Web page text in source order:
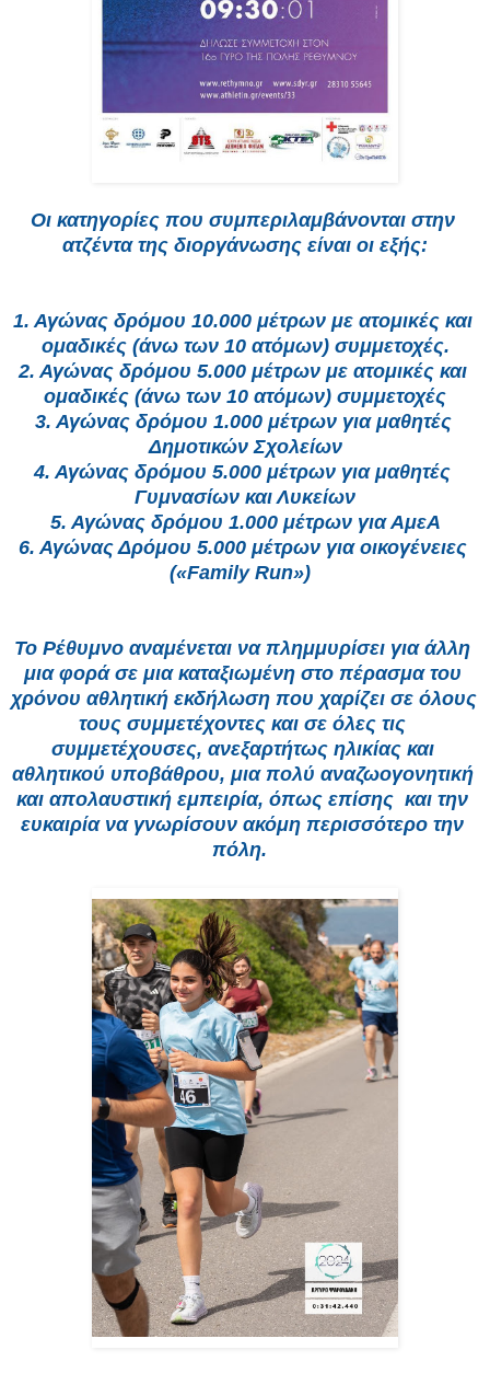
Οι κατηγορίες που συμπεριλαμβάνονται στην
ατζέντα της διοργάνωσης είναι οι εξής:
1. Αγώνας δρόμου 10.000 μέτρων με ατομικές και
ομαδικές (άνω των 10 ατόμων) συμμετοχές.
2. Αγώνας δρόμου 5.000 μέτρων με ατομικές και
ομαδικές (άνω των 10 ατόμων) συμμετοχές
3. Αγώνας δρόμου 1.000 μέτρων για μαθητές
Δημοτικών Σχολείων
4. Αγώνας δρόμου 5.000 μέτρων για μαθητές
Γυμνασίων και Λυκείων
5. Αγώνας δρόμου 1.000 μέτρων για ΑμεΑ
6. Αγώνας Δρόμου 5.000 μέτρων για οικογένειες
(«Family Run»)
Το Ρέθυμνο αναμένεται να πλημμυρίσει για άλλη
μια φορά σε μια καταξιωμένη στο πέρασμα του
χρόνου αθλητική εκδήλωση που χαρίζει σε όλους
τους συμμετέχοντες και σε όλες τις
συμμετέχουσες, ανεξαρτήτως ηλικίας και
αθλητικού υποβάθρου, μια πολύ αναζωογονητική
και απολαυστική εμπειρία, όπως επίσης  και την
ευκαιρία να γνωρίσουν ακόμη περισσότερο την
πόλη.